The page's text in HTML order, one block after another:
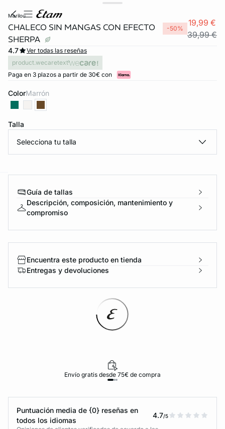
marilou
CHALECO SIN MANGAS CON EFECTO
SHERPA
-50%
19,99 €
39,99 €
4.7
Ver todas las reseñas
product.wecaretext
Paga en 3 plazos a partir de 30€ con
Color marrón
Talla
Selecciona tu talla
Guía de tallas
Descripción, composición, mantenimiento y
compromiso
Encuentra este producto en tienda
Entregas y devoluciones
Envío gratis desde 75€ de compra
Puntuación media de {0} reseñas en
todos los idiomas
4.7/5